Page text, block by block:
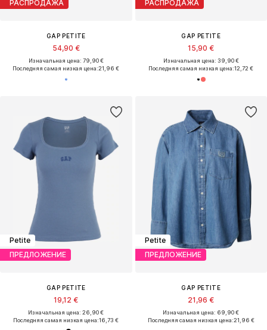
РАСПРОДАЖА
GAP PETITE
54,90 €
Изначальная цена: 79,90 €
Последняя самая низкая цена:21,96 €
РАСПРОДАЖА
GAP PETITE
15,90 €
Изначальная цена: 39,90 €
Последняя самая низкая цена:12,72 €
Petite
ПРЕДЛОЖЕНИЕ
GAP PETITE
19,12 €
Изначальная цена: 26,90 €
Последняя самая низкая цена:16,73 €
Petite
ПРЕДЛОЖЕНИЕ
GAP PETITE
21,96 €
Изначальная цена: 69,90 €
Последняя самая низкая цена:21,96 €